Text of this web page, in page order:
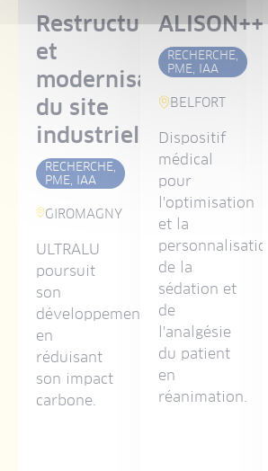
Restructuration
et
modernisation
du site
industriel
RECHERCHE,
PME, IAA
GIROMAGNY
ULTRALU
poursuit
son
développement
en
réduisant
son impact
carbone.
ALISON++
RECHERCHE,
PME, IAA
BELFORT
Dispositif
médical
pour
l'optimisation
et la
personnalisation
de la
sédation et
de
l'analgésie
du patient
en
réanimation.